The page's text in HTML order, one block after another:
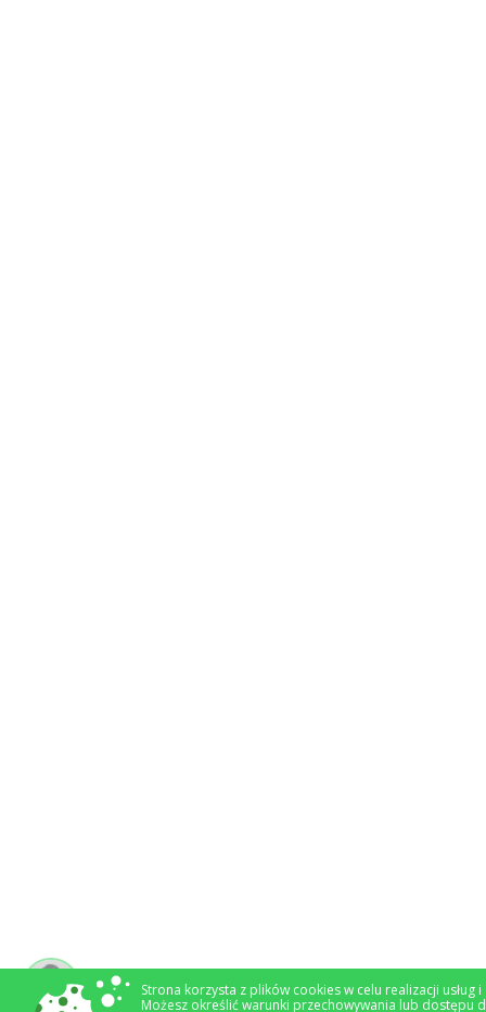
Strona korzysta z plików cookies w celu realizacji usług
Możesz określić warunki przechowywania lub dostępu